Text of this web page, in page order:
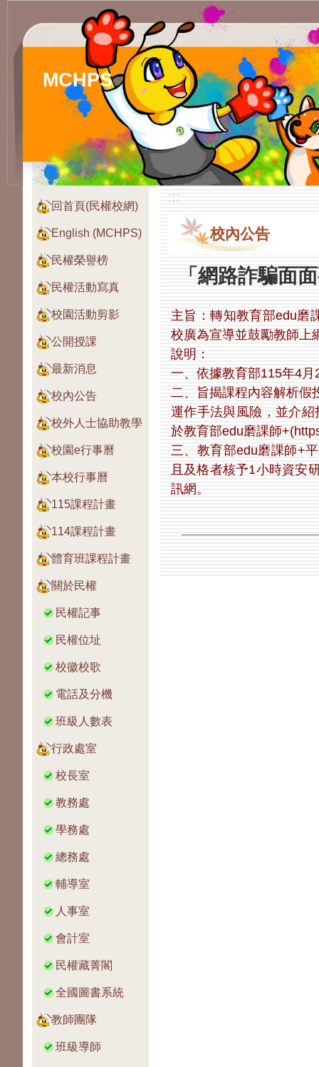
MCHPS
:::
回首頁(民權校網)
English (MCHPS)
民權榮譽榜
民權活動寫真
校園活動剪影
公開授課
最新消息
校內公告
校外人士協助教學
校園e行事曆
本校行事曆
115課程計畫
114課程計畫
體育班課程計畫
關於民權
民權記事
民權位址
校徽校歌
電話及分機
班級人數表
行政處室
校長室
教務處
學務處
總務處
輔導室
人事室
會計室
民權藏菁閣
全國圖書系統
教師團隊
班級導師
:::
校內公告
「網路詐騙面
主旨：轉知教育部edu磨
校廣為宣導並鼓勵教師上
說明：
一、依據教育部115年4
二、旨揭課程內容解析假
運作手法與風險，並介
於教育部edu磨課師
三、教育部edu磨課師+
且及格者核予1小時資安
訊網。